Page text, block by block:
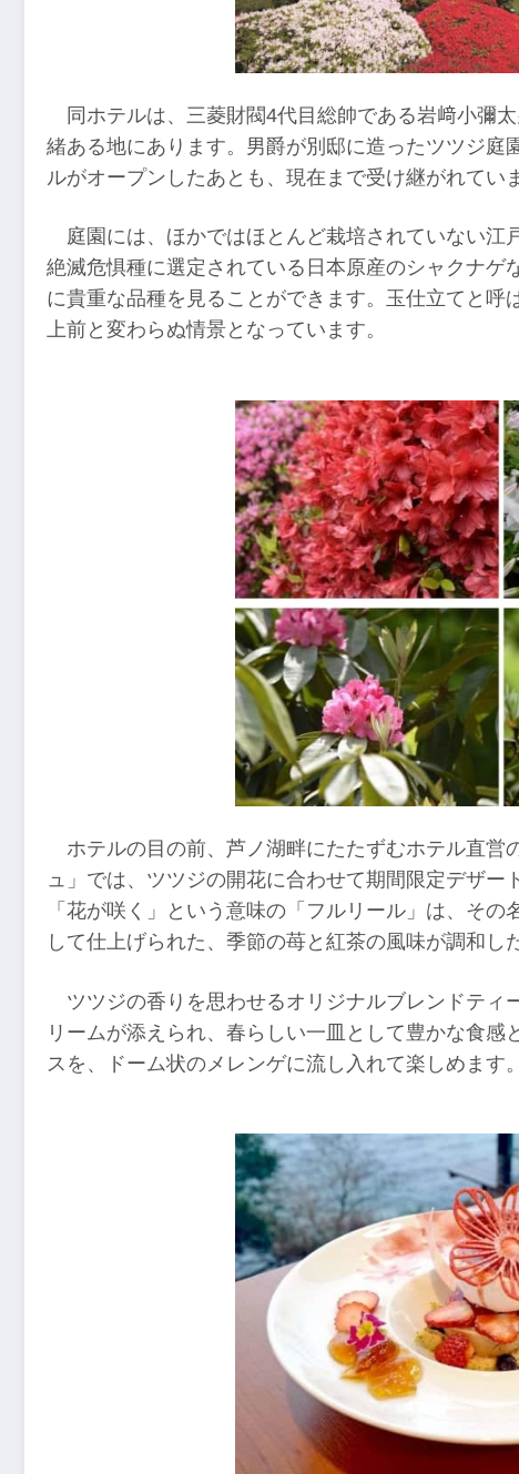
同ホテルは、三菱財閥4代目総帥である岩﨑小彌
緒ある地にあります。男爵が別邸に造ったツツジ
ルがオープンしたあとも、現在まで受け継がれてい
庭園には、ほかではほとんど栽培されていない江
絶滅危惧種に選定されている日本原産のシャクナゲ
に貴重な品種を見ることができます。玉仕立てと
上前と変わらぬ情景となっています。
ホテルの目の前、芦ノ湖畔にたたずむホテル直
ュ」では、ツツジの開花に合わせて期間限定デザ
「花が咲く」という意味の「フルリール」は、そ
して仕上げられた、季節の苺と紅茶の風味が調和し
ツツジの香りを思わせるオリジナルブレンドティ
リームが添えられ、春らしい一皿として豊かな食
スを、ドーム状のメレンゲに流し入れて楽しめます。